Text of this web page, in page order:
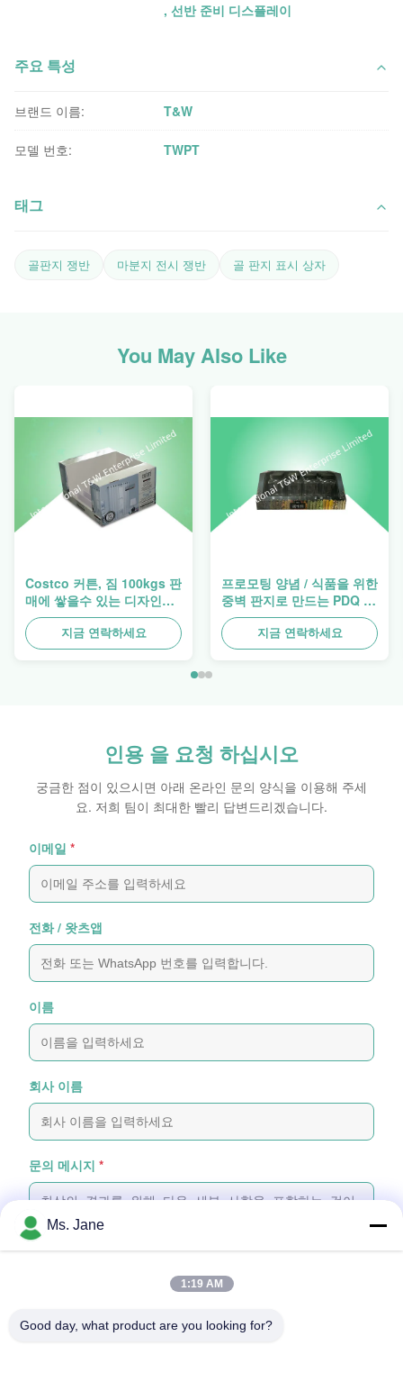
,선반 준비 디스플레이
주요 특성
브랜드 이름: T&W
모델 번호: TWPT
태그
골판지 쟁반 마분지 전시 쟁반 골 판지 표시 상자
You May Also Like
Costco 커튼, 짐 100kgs 판
매에 쌓을수 있는 디자인
Pdq 쟁반
지금 연락하세요
프로모팅 양념 / 식품을 위한
중벽 판지로 만드는 PDQ 트
레이 과중한 업무 적층
지금 연락하세요
인용 을 요청 하십시오
궁금한 점이 있으시면 아래 온라인 문의 양식을 이용해 주세
요. 저희 팀이 최대한 빨리 답변드리겠습니다.
이메일 *
전화 / 왓츠앱
이름
회사 이름
문의 메시지 *
파일 첨부
Ms. Jane
1:19 AM
Good day, what product are you looking for?